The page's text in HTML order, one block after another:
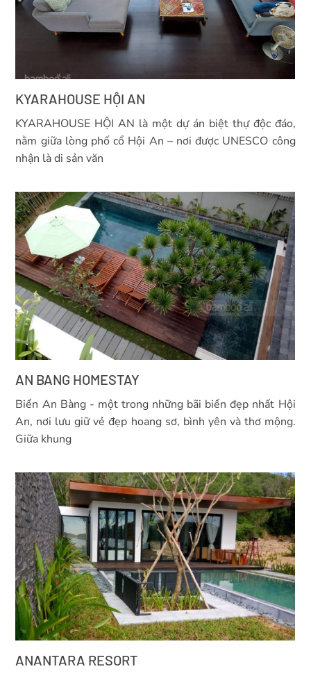
KYARAHOUSE HỘI AN
KYARAHOUSE HỘI AN là một dự án biệt thự độc đáo,
nằm giữa lòng phố cổ Hội An – nơi được UNESCO công
nhận là di sản văn
AN BANG HOMESTAY
Biển An Bàng - một trong những bãi biển đẹp nhất Hội
An, nơi lưu giữ vẻ đẹp hoang sơ, bình yên và thơ mộng.
Giữa khung
ANANTARA RESORT